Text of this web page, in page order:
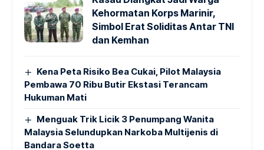
Kehormatan Korps Marinir,
Simbol Erat Soliditas Antar TNI
dan Kemhan
Kena Peta Risiko Bea Cukai, Pilot Malaysia
Pembawa 70 Ribu Butir Ekstasi Terancam
Hukuman Mati
Menguak Trik Licik 3 Penumpang Wanita
Malaysia Selundupkan Narkoba Multijenis di
Bandara Soetta